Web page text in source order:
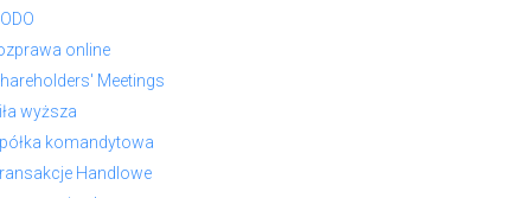
online
Meetings
wyższa
komandytowa
Handlowe